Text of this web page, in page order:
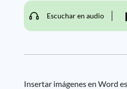
Escuchar en audio
Insertar imágenes en Word